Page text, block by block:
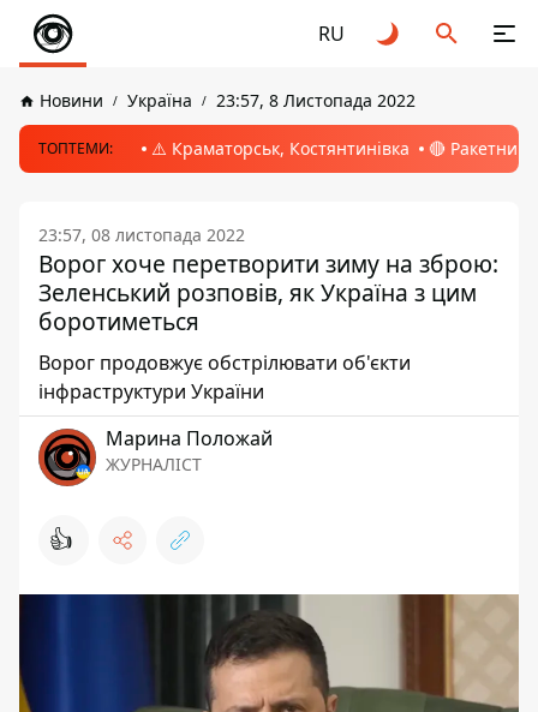
RU
Новини Україна 23:57, 8 Листопада 2022
ТОПТЕМИ: ⚠️ Краматорськ, Костянтинівка 🔴 Ракетний
23:57, 08 листопада 2022
Ворог хоче перетворити зиму на зброю:
Зеленський розповів, як Україна з цим
боротиметься
Ворог продовжує обстрілювати об'єкти
інфраструктури України
Марина Положай
ЖУРНАЛІСТ
👍